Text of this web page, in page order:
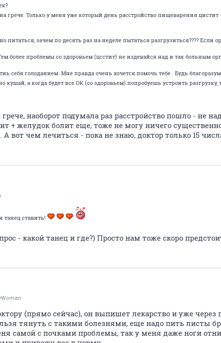
грече. Только у меня уже который день расстройство пищеварения
питаться, зачем по десять раз на неделе пытаться разгрузиться???? Если
более проблемы со здоровьем (цсстит) не издевайся над и так больным
себя голоданием. Мне правда очень хочется помочь тебе . Будь
кушай, а когда будет все ОК (со здоровьем) попробуешь устроить разгрузку,
наоборот подумала раз расстройство пошло - не
+ желудок болит еще, тоже не могу ничего
А вот чем лечиться - пока не знаю, доктор только 15
ставить!
- какой танец и где?) Просто нам тоже скоро
(прямо сейчас), он выпишет лекарство и уже через
тянуть с такими болезнями, еще надо пить листы
самой с почками проблемы, так у меня даже ноги